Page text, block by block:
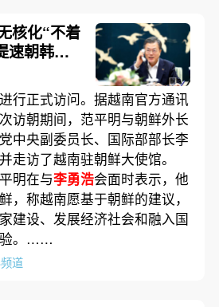
核化“不着
速朝韩经
行正式访问。据越南官方通讯
访朝期间，范平明与朝鲜外长
中央副委员长、国际部部长李
走访了越南驻朝鲜大使馆。
明在与李勇浩会面时表示，他
，称越南愿基于朝鲜的建议，
建设、发展经济社会和融入国
验。……
道